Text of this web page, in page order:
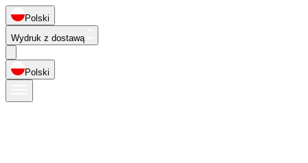
Polski
Wydruk z dostawą
Polski